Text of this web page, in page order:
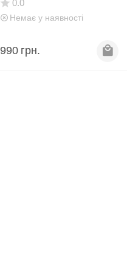
0.0
Немає у наявності
990 грн.